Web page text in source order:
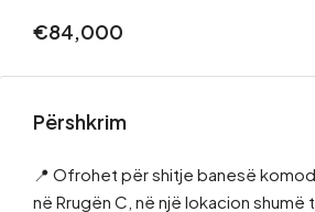
€84,000
Përshkrim
📍 Ofrohet për shitje banesë
në Rrugën C, në një lokacion shumë